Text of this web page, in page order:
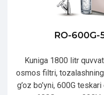
RO-600G-
Kuniga 1800 litr
osmos filtri,
g’oz bo’yni, 600G